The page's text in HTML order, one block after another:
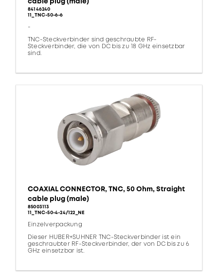
84146240
11_TNC-50-6-6
-
TNC-Steckverbinder sind geschraubte RF-
Steckverbinder, die von DC bis zu 18 GHz einsetzbar
sind.
COAXIAL CONNECTOR, TNC, 50 Ohm, Straight
cable plug (male)
85003113
11_TNC-50-4-24/122_NE
Einzelverpackung
Dieser HUBER+SUHNER TNC-Steckverbinder ist ein
geschraubter RF-Steckverbinder, der von DC bis zu 6
GHz einsetzbar ist.